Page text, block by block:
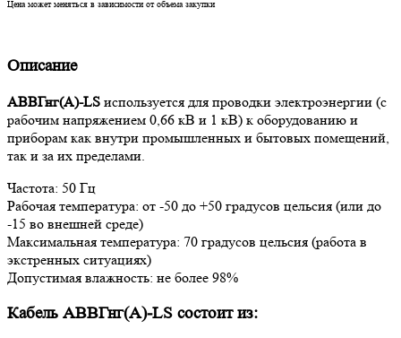
Цена может меняться в зависимости от объема закупки
Описание
АВВГнг(А)-LS используется для проводки электроэнергии (с
рабочим напряжением 0,66 кВ и 1 кВ) к оборудованию и
приборам как внутри промышленных и бытовых помещений,
так и за их пределами.
Частота: 50 Гц
Рабочая температура: от -50 до +50 градусов цельсия (или до
-15 во внешней среде)
Максимальная температура: 70 градусов цельсия (работа в
экстренных ситуациях)
Допустимая влажность: не более 98%
Кабель АВВГнг(А)-LS состоит из: